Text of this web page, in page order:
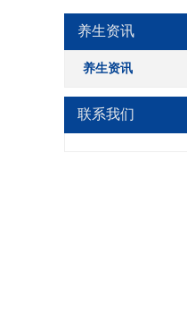
养生资讯
养生资讯
联系我们